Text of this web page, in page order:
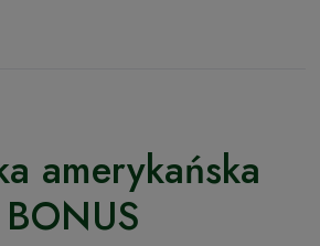
amerykańska
BONUS